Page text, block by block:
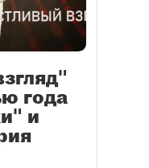
года
и